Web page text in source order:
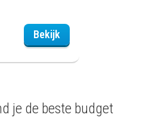
Bekijk
je de beste budget